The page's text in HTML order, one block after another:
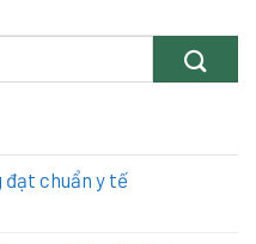
đạt chuẩn y tế